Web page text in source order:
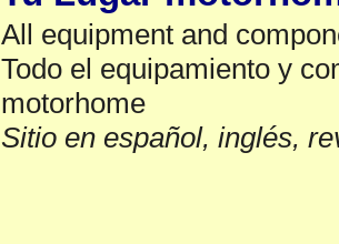
All equipment and
Todo el equipamiento y
motorhome
Sitio en español, inglés,